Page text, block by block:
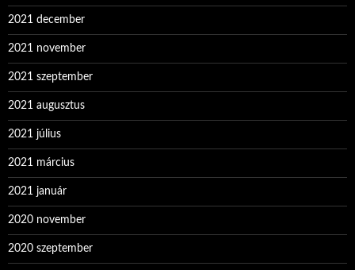
2021 december
2021 november
2021 szeptember
2021 augusztus
2021 július
2021 március
2021 január
2020 november
2020 szeptember